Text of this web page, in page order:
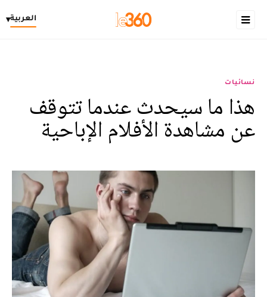
العربية▾
نسائيات
هذا ما سيحدث عندما تتوقف
عن مشاهدة الأفلام الإباحية